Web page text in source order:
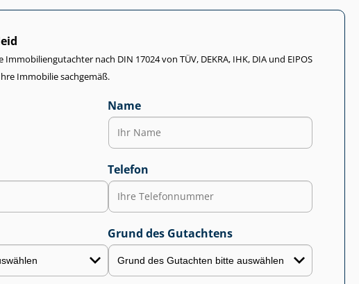
Im­mo­bi­li­en­gut­ach­ter nach DIN 17024 von TÜV, DEKRA, IHK, DIA und EIPOS
Immobilie sachgemäß.
Name
Telefon
Grund des Gutachtens